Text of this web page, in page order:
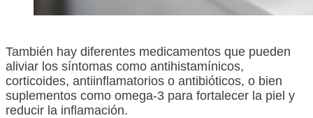
También hay diferentes medicamentos que pueden
aliviar los síntomas como antihistamínicos,
corticoides, antiinflamatorios o antibióticos, o bien
suplementos como omega-3 para fortalecer la piel y
reducir la inflamación.